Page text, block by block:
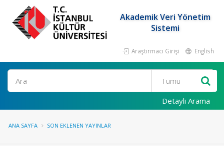
Akademik Veri Yönetim
Sistemi
Araştırmacı Girişi English
Ara
Detaylı Arama
ANA SAYFA SON EKLENEN YAYINLAR